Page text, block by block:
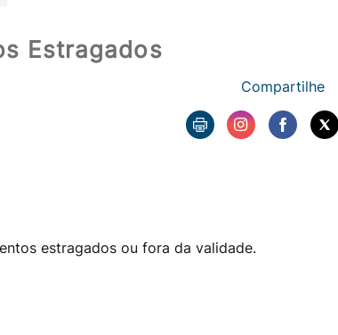
Estragados
Compartilhe
estragados ou fora da validade.